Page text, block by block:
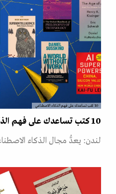
10 كتب تساعدك على فهم الذكاء الاصطناعي
10 كتب تساعدك على فهم الذكاء الاصطناعي
لندن: يعدُّ مجال الذكاء